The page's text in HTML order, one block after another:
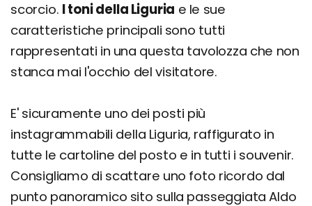
scorcio. I toni della Liguria e le sue
caratteristiche principali sono tutti
rappresentati in una questa tavolozza che non
stanca mai l'occhio del visitatore.
E' sicuramente uno dei posti più
instagrammabili della Liguria, raffigurato in
tutte le cartoline del posto e in tutti i souvenir.
Consigliamo di scattare uno foto ricordo dal
punto panoramico sito sulla passeggiata Aldo